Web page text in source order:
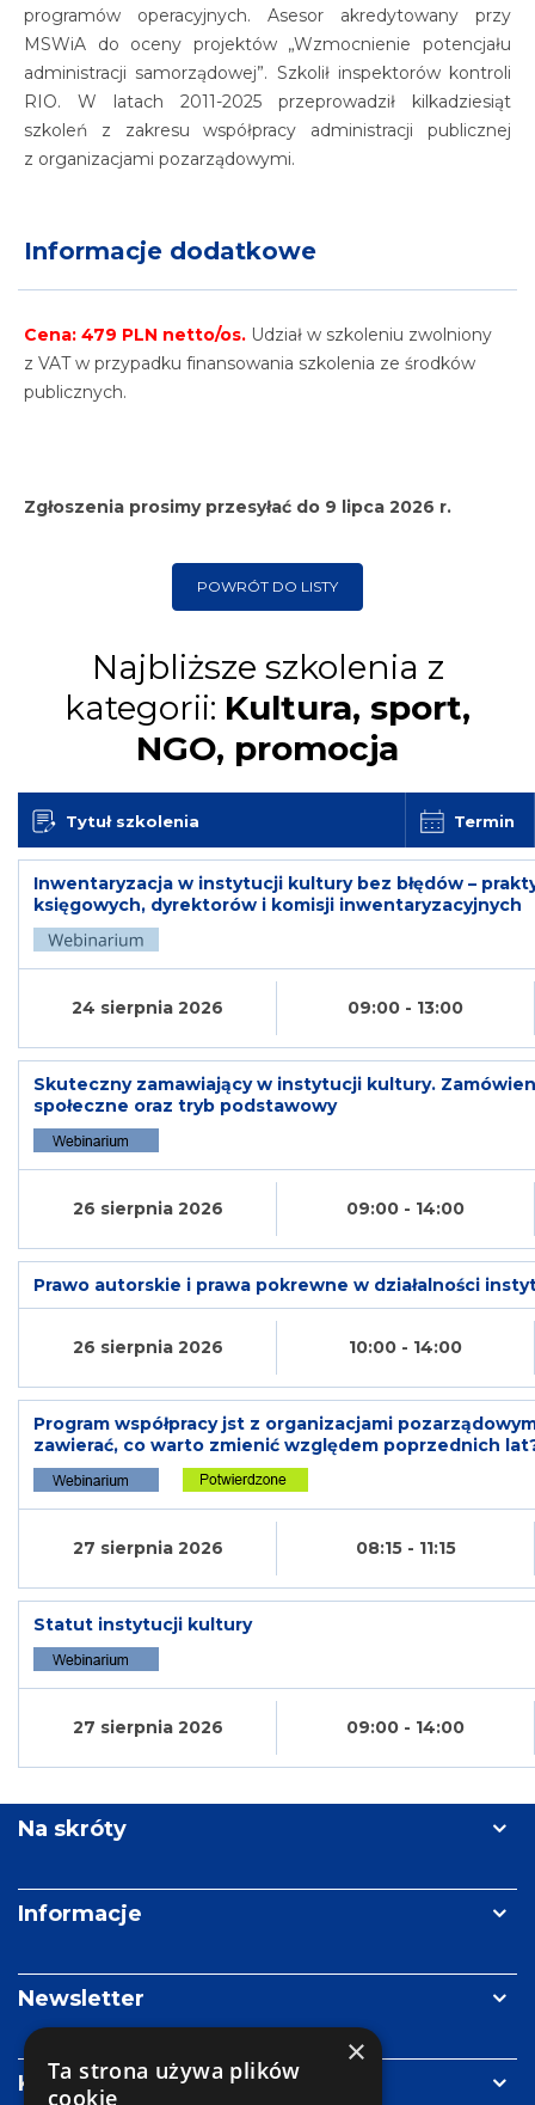
programów operacyjnych. Asesor akredytowany przy
MSWiA do oceny projektów „Wzmocnienie potencjału
administracji samorządowej”. Szkolił inspektorów kontroli
RIO. W latach 2011-2025 przeprowadził kilkadziesiąt
szkoleń z zakresu współpracy administracji publicznej
z organizacjami pozarządowymi.
Informacje dodatkowe
Cena: 479 PLN netto/os. Udział w szkoleniu zwolniony
z VAT w przypadku finansowania szkolenia ze środków
publicznych.
Zgłoszenia prosimy przesyłać do 9 lipca 2026 r.
POWRÓT DO LISTY
Najbliższe szkolenia z
kategorii: Kultura, sport,
NGO, promocja
Tytuł szkolenia Termin
Inwentaryzacja w instytucji kultury bez błędów –
księgowych, dyrektorów i komisji inwentaryzacyjnych
24 sierpnia 2026 09:00 - 13:00
Skuteczny zamawiający w instytucji kultury.
społeczne oraz tryb podstawowy
26 sierpnia 2026 09:00 - 14:00
Prawo autorskie i prawa pokrewne w działalności
26 sierpnia 2026 10:00 - 14:00
Program współpracy jst z organizacjami
zawierać, co warto zmienić względem poprzednich
27 sierpnia 2026 08:15 - 11:15
Statut instytucji kultury
27 sierpnia 2026 09:00 - 14:00
Na skróty
Informacje
Newsletter
Kontakt
×
Ta strona używa plików
cookie